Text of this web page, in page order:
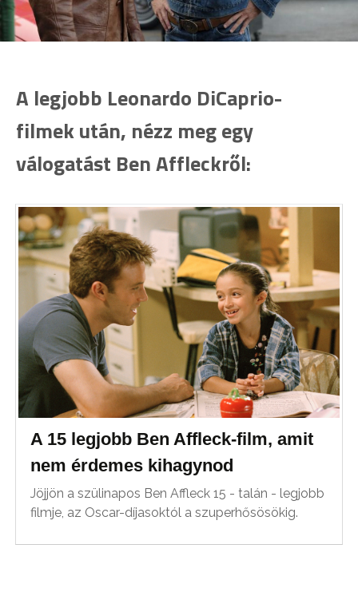
A legjobb Leonardo DiCaprio-
filmek után, nézz meg egy
válogatást Ben Affleckről:
A 15 legjobb Ben Affleck-film, amit
nem érdemes kihagynod
Jöjjön a szülinapos Ben Affleck 15 - talán - legjobb
filmje, az Oscar-díjasoktól a szuperhősösökig.